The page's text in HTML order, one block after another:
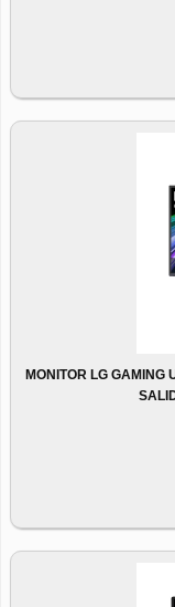
MONITOR LG GAMING